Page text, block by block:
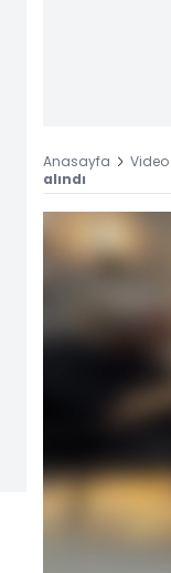
Anasayfa Video
alındı